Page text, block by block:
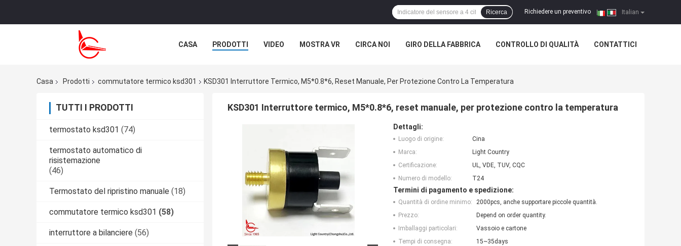
Italian
Richiedere un preventivo |
Ricerca
CASA PRODOTTI VIDEO MOSTRA VR CIRCA NOI GIRO DELLA FABBRICA CONTROLLO DI QUALITÀ CONTATTICI
Casa
Prodotti commutatore termico ksd301 KSD301 Interruttore Termico, M5*0.8*6, Reset Manuale, Per Protezione Contro La Temperatura
TUTTI I PRODOTTI
termostato ksd301 (74)
termostato automatico di
risistemazione
(46)
Termostato del ripristino manuale (18)
commutatore termico ksd301 (58)
interruttore a bilanciere (56)
KSD301 Interruttore termico, M5*0.8*6, reset manuale, per protezione contro la temperatura
Dettagli:
Luogo di origine:
Cina
Marca:
Light Country
Certificazione:
UL, VDE, TUV, CQC
Numero di modello:
T24
Termini di pagamento e spedizione:
Quantità di ordine minimo:
2000pcs, anche supportare piccole quantità.
Prezzo:
Depend on order quantity.
Imballaggi particolari:
Vassoio e cartone
Tempi di consegna:
15~35days